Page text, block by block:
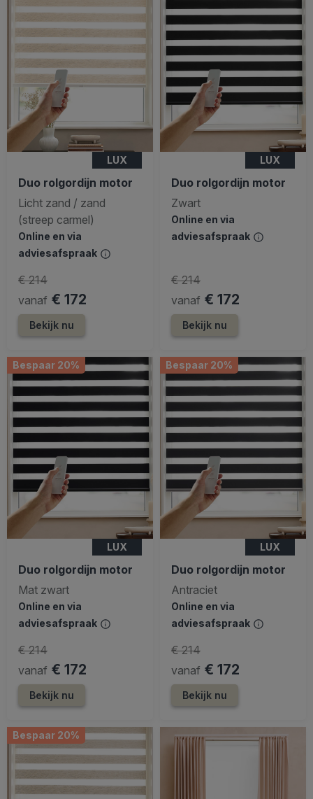
LUX
Duo rolgordijn motor
Licht zand / zand
(streep carmel)
Online en via
adviesafspraak
vanaf € 172
€ 214
Bekijk nu
LUX
Duo rolgordijn motor
Zwart
Online en via
adviesafspraak
vanaf € 172
€ 214
Bekijk nu
Bespaar 20%
LUX
Duo rolgordijn motor
Mat zwart
Online en via
adviesafspraak
vanaf € 172
€ 214
Bekijk nu
Bespaar 20%
LUX
Duo rolgordijn motor
Antraciet
Online en via
adviesafspraak
vanaf € 172
€ 214
Bekijk nu
Bespaar 20%